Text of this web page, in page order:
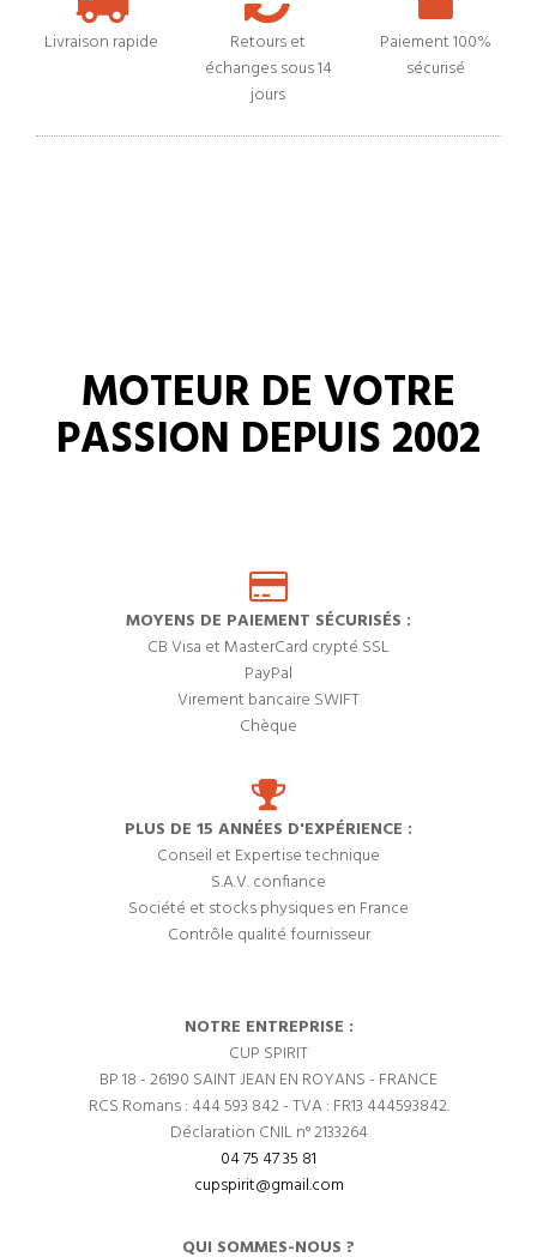
Livraison rapide
Retours et
échanges sous 14
jours
Paiement 100%
sécurisé
MOTEUR DE VOTRE
PASSION DEPUIS 2002
MOYENS DE PAIEMENT SÉCURISÉS :
CB Visa et MasterCard crypté SSL
PayPal
Virement bancaire SWIFT
Chèque
PLUS DE 15 ANNÉES D'EXPÉRIENCE :
Conseil et Expertise technique
S.A.V. confiance
Société et stocks physiques en France
Contrôle qualité fournisseur
NOTRE ENTREPRISE :
CUP SPIRIT
BP 18 - 26190 SAINT JEAN EN ROYANS - FRANCE
RCS Romans : 444 593 842 - TVA : FR13 444593842.
Déclaration CNIL n° 2133264
04 75 47 35 81
cupspirit@gmail.com
QUI SOMMES-NOUS ?